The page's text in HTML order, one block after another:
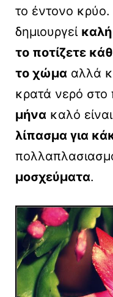
το έντονο
δημιουργεί
το ποτίζετε
το χώμα αλλά
κρατά νερό στο
μήνα καλό
λίπασμα για
μοσχεύματα.